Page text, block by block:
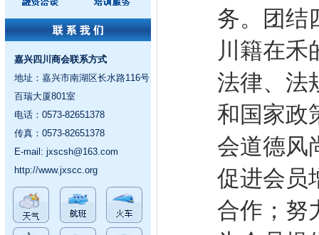
嘉兴四川商会联系方式
地址：嘉兴市南湖区长水路116号
百瑞大厦801室
电话：0573-82651378
传真：0573-82651378
E-mail: jxscsh@163.com
http://www.jxscc.org
务。团结
川籍在禾
法律、法
和国家政
会道德风
促进会员
合作；努